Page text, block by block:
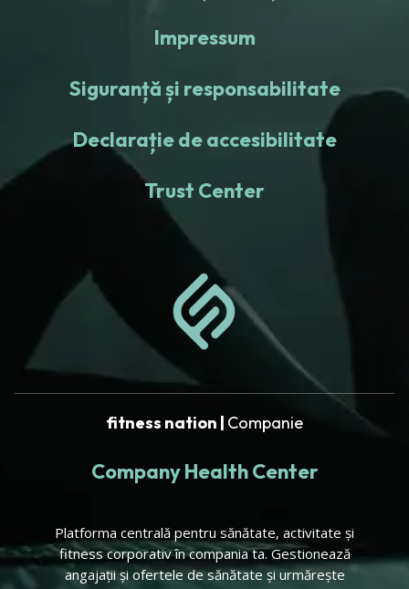
Impressum
Siguranță și responsabilitate
Declarație de accesibilitate
Trust Center
fitness nation | Companie
Company Health Center
Platforma centrală pentru sănătate, activitate și
fitness corporativ în compania ta. Gestionează
angajații și ofertele de sănătate și urmărește